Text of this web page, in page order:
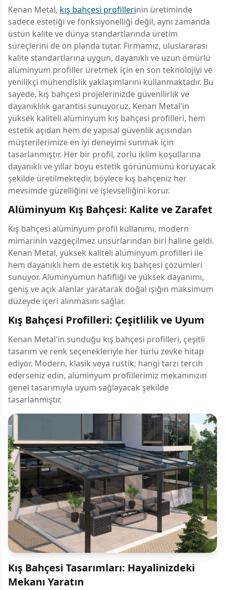
Kenan Metal, kış bahçesi profillerinin üretiminde
sadece estetiği ve fonksiyonelliği değil, aynı zamanda
üstün kalite ve dünya standartlarında üretim
süreçlerini de ön planda tutar. Firmamız, uluslararası
kalite standartlarına uygun, dayanıklı ve uzun ömürlü
alüminyum profiller üretmek için en son teknolojiyi ve
yenilikçi mühendislik yaklaşımlarını kullanmaktadır. Bu
sayede, kış bahçesi projelerinizde güvenilirlik ve
dayanıklılık garantisi sunuyoruz. Kenan Metal'in
yüksek kaliteli alüminyum kış bahçesi profilleri, hem
estetik açıdan hem de yapısal güvenlik açısından
müşterilerimize en iyi deneyimi sunmak için
tasarlanmıştır. Her bir profil, zorlu iklim koşullarına
dayanıklı ve yıllar boyu estetik görünümünü koruyacak
şekilde üretilmektedir, böylece kış bahçeniz her
mevsimde güzelliğini ve işlevselliğini korur.
Alüminyum Kış Bahçesi: Kalite ve Zarafet
Kış bahçesi alüminyum profil kullanımı, modern
mimarinin vazgeçilmez unsurlarından biri haline geldi.
Kenan Metal, yüksek kaliteli alüminyum profilleri ile
hem dayanıklı hem de estetik kış bahçesi çözümleri
sunuyor. Alüminyumun hafifliği ve yüksek dayanımı,
geniş ve açık alanlar yaratarak doğal ışığın maksimum
düzeyde içeri alınmasını sağlar.
Kış Bahçesi Profilleri: Çeşitlilik ve Uyum
Kenan Metal'in sunduğu kış bahçesi profilleri, çeşitli
tasarım ve renk seçenekleriyle her türlü zevke hitap
ediyor. Modern, klasik veya rustik; hangi tarzı tercih
ederseniz edin, alüminyum profillerimiz mekanınızın
genel tasarımıyla uyum sağlayacak şekilde
tasarlanmıştır.
Kış Bahçesi Tasarımları: Hayalinizdeki
Mekanı Yaratın